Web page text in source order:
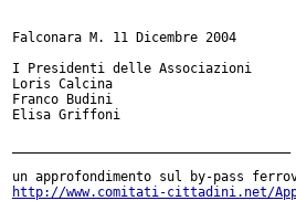
Falconara M. 11 Dicembre 2004
I Presidenti delle Associazioni
Loris Calcina
Franco Budini
Elisa Griffoni
http://www.comitati-cittadini.net/